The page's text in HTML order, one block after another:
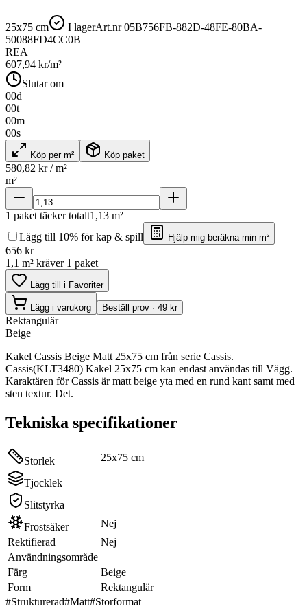
25x75 cm I lagerArt.nr05B756FB-882D-48FE-80BA-
50088FD4CC0B
REA
607,94 kr/m²
Slutar om
00d
00t
00m
00s
Köp per m² Köp paket
580,82 kr / m²
m²
1 paket täcker totalt1,13 m²
Lägg till 10% för kap & spill
Hjälp mig beräkna min m²
656 kr
1,1 m² kräver 1 paket
Lägg till i Favoriter
Lägg i varukorg Beställ prov · 49 kr
Rektangulär
Beige
Kakel Cassis Beige Matt 25x75 cm från serie Cassis.
Cassis(KLT3480) Kakel 25x75 cm kan endast användas till Vägg.
Karaktären för Cassis är matt beige yta med en rund kant samt med
sten textur. Det.
Tekniska specifikationer
Storlek 25x75 cm
Tjocklek
Slitstyrka
Frostsäker
Nej
Rektifierad
Nej
Användningsområde
Färg
Beige
Form
Rektangulär
#Strukturerad#Matt#Storformat